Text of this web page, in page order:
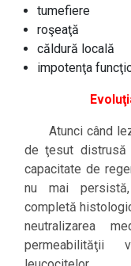
tumefiere
roşeaţă
căldură locală
impotenţa
Atunci când
de ţesut distrusă
capacitate de
nu mai
completă
neutralizarea
permeabilităţii